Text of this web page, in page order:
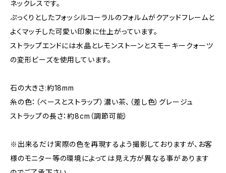
ネックレスです。
ぷっくりとしたフォッシルコーラルのフォルムがクアッドフレームと
よくマッチした可愛い印象に仕上がっています。
ストラップエンドには水晶とレモンストーンとスモーキークォーツ
の変形ビーズを使用しています。
石の大きさ:約18mm
糸の色：（ベースとストラップ）濃い茶、（差し色）グレージュ
ストラップの長さ：約8cm（調節可能）
※出来るだけ実際の色を再現するよう撮影しておりますが、お客
様のモニター等の環境によっては見え方が異なる事があります